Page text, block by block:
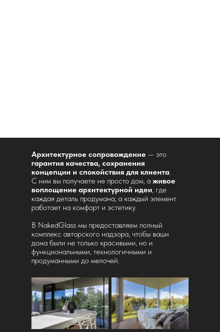
Архитектурное сопровождение — это
гарантия качества, сохранения
концепции и спокойствия для клиента.
С ним вы получаете не просто дом, а живое
воплощение архитектурной идеи, где
каждая деталь продумана, а каждый элемент
работает на комфорт и эстетику.
В NakedGlass мы предоставляем полный
комплекс авторского надзора, чтобы ваши
дома были не только красивыми, но и
функциональными, технологичными и
продуманными до мелочей.